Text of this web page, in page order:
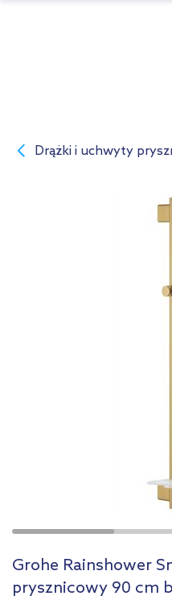
Drążki i uchwyty
Grohe Rainshower
prysznicowy 90 cm